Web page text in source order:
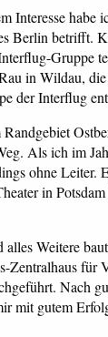
Interesse habe
Berlin betrifft.
Gruppe
in Wildau,
der Interflug
Als ich im
ohne
in
Weitere
Nach
mit gutem